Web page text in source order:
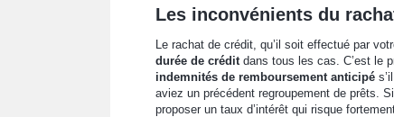
Les inconvénients du
Le rachat de crédit, qu’il soit effectué par
durée de créditdans tous les cas. C’est le
indemnités de remboursement anticipé
aviez un précédent regroupement de prêts.
proposer un taux d’intérêt qui risque